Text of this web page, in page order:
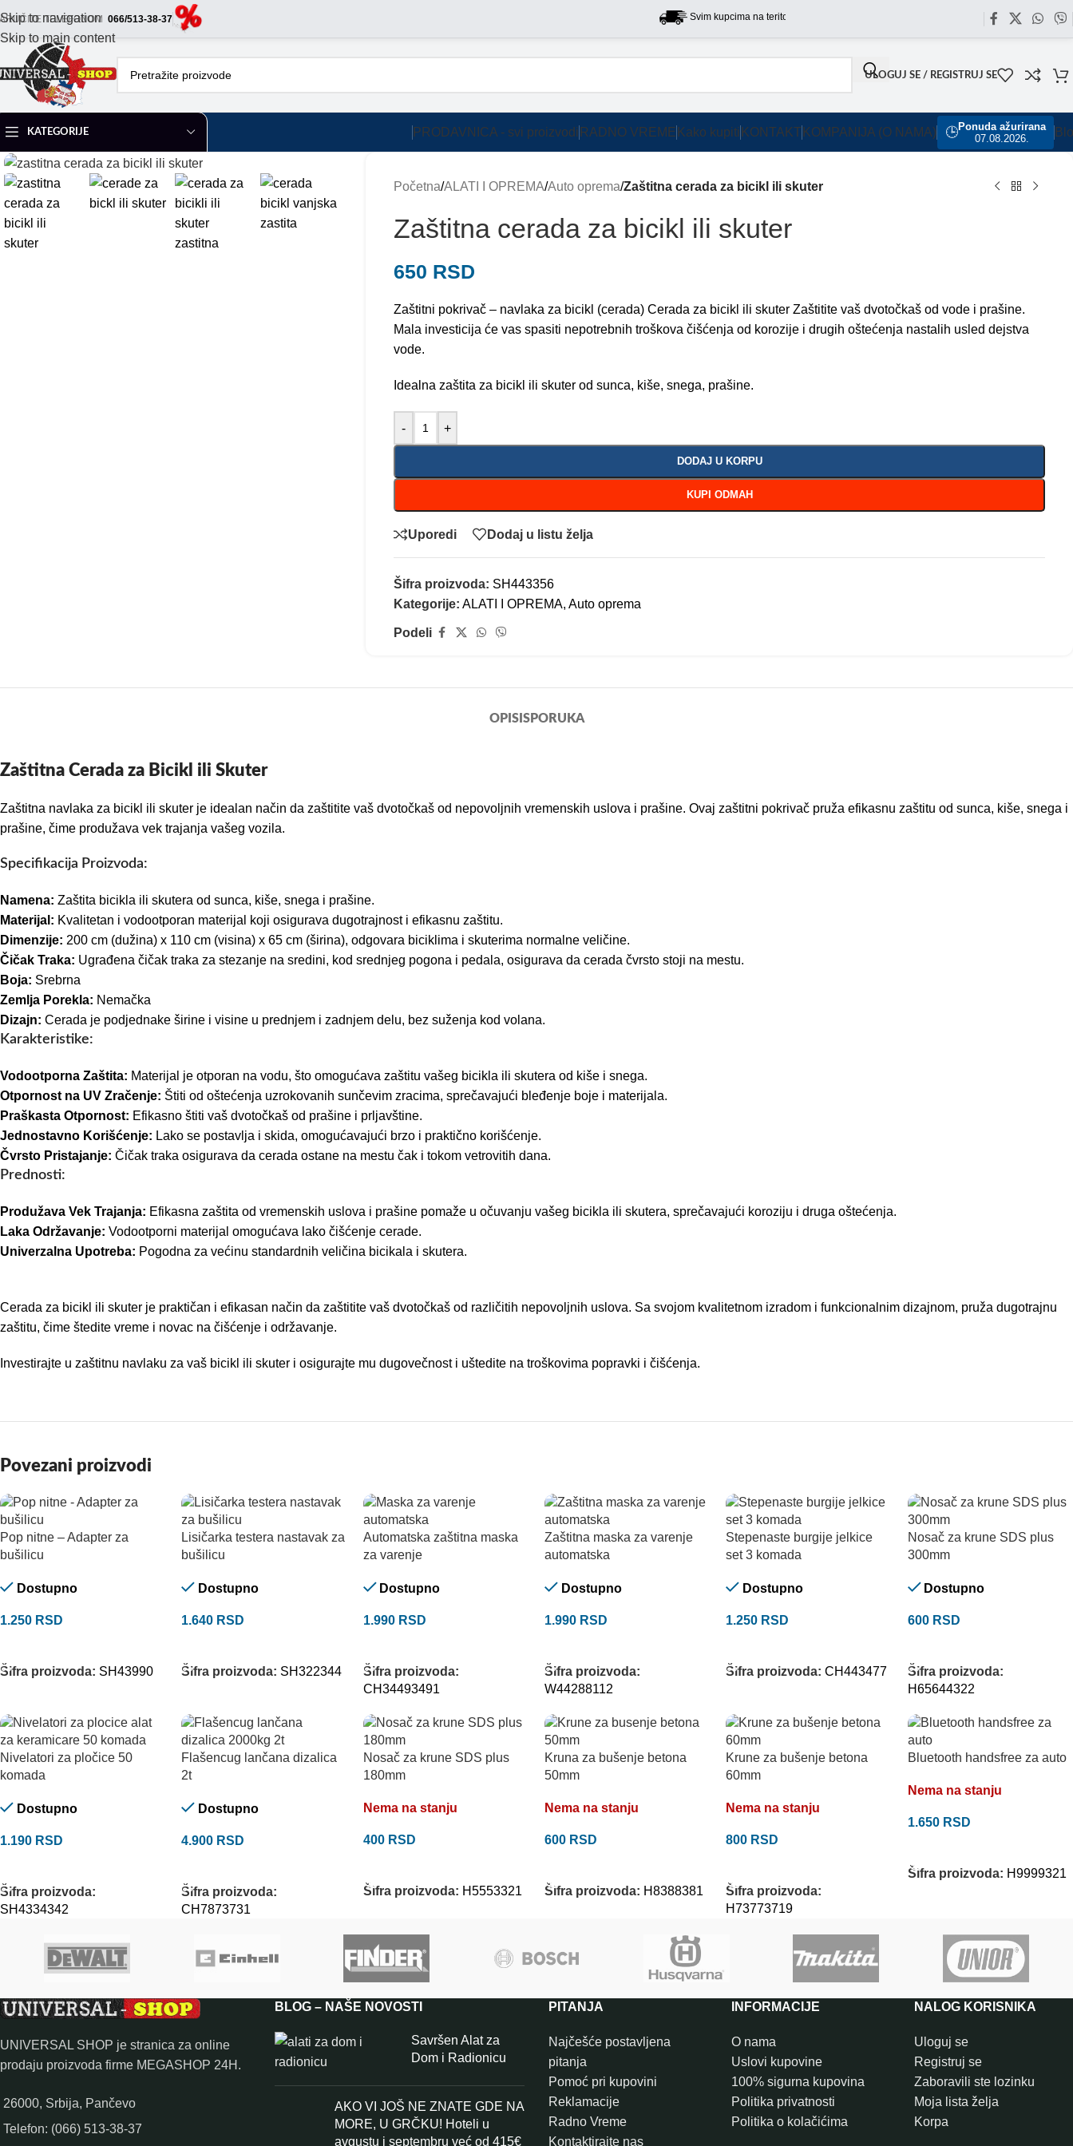
Skip to navigation
Skip to main content
TELEFONOM 066/513-38-37 Svim kupcima na teritoriji Srbije omogućili smo besplatnu dostavu za sve porudžbine sa
ULOGUJ SE / REGISTRUJ SE
KATEGORIJE PRODAVNICA - svi proizvodi RADNO VREME Kako kupiti KONTAKT KOMPANIJA (O NAMA) 🕒Ponuda ažurirana
07.08.2026.
Početna/ALATI I OPREMA/Auto oprema/Zaštitna cerada za bicikl ili skuter
Zaštitna cerada za bicikl ili skuter
650 RSD
Zaštitni pokrivač – navlaka za bicikl (cerada) Cerada za bicikl ili skuter Zaštitite vaš dvotočkaš od vode i prašine.
Mala investicija će vas spasiti nepotrebnih troškova čišćenja od korozije i drugih oštećenja nastalih usled dejstva
vode.
Idealna zaštita za bicikl ili skuter od sunca, kiše, snega, prašine.
- +
DODAJ U KORPU
KUPI ODMAH
Uporedi Dodaj u listu želja
Šifra proizvoda: SH443356
Kategorije: ALATI I OPREMA, Auto oprema
Podeli
OPISISPORUKA
Zaštitna Cerada za Bicikl ili Skuter
Zaštitna navlaka za bicikl ili skuter je idealan način da zaštitite vaš dvotočkaš od nepovoljnih vremenskih uslova i prašine. Ovaj zaštitni pokrivač pruža efikasnu zaštitu od sunca, kiše, snega i
prašine, čime produžava vek trajanja vašeg vozila.
Specifikacija Proizvoda:
Namena: Zaštita bicikla ili skutera od sunca, kiše, snega i prašine.
Materijal: Kvalitetan i vodootporan materijal koji osigurava dugotrajnost i efikasnu zaštitu.
Dimenzije: 200 cm (dužina) x 110 cm (visina) x 65 cm (širina), odgovara biciklima i skuterima normalne veličine.
Čičak Traka: Ugrađena čičak traka za stezanje na sredini, kod srednjeg pogona i pedala, osigurava da cerada čvrsto stoji na mestu.
Boja: Srebrna
Zemlja Porekla: Nemačka
Dizajn: Cerada je podjednake širine i visine u prednjem i zadnjem delu, bez suženja kod volana.
Karakteristike:
Vodootporna Zaštita: Materijal je otporan na vodu, što omogućava zaštitu vašeg bicikla ili skutera od kiše i snega.
Otpornost na UV Zračenje: Štiti od oštećenja uzrokovanih sunčevim zracima, sprečavajući bleđenje boje i materijala.
Praškasta Otpornost: Efikasno štiti vaš dvotočkaš od prašine i prljavštine.
Jednostavno Korišćenje: Lako se postavlja i skida, omogućavajući brzo i praktično korišćenje.
Čvrsto Pristajanje: Čičak traka osigurava da cerada ostane na mestu čak i tokom vetrovitih dana.
Prednosti:
Produžava Vek Trajanja: Efikasna zaštita od vremenskih uslova i prašine pomaže u očuvanju vašeg bicikla ili skutera, sprečavajući koroziju i druga oštećenja.
Laka Održavanje: Vodootporni materijal omogućava lako čišćenje cerade.
Univerzalna Upotreba: Pogodna za većinu standardnih veličina bicikala i skutera.
Cerada za bicikl ili skuter je praktičan i efikasan način da zaštitite vaš dvotočkaš od različitih nepovoljnih uslova. Sa svojom kvalitetnom izradom i funkcionalnim dizajnom, pruža dugotrajnu
zaštitu, čime štedite vreme i novac na čišćenje i održavanje.
Investirajte u zaštitnu navlaku za vaš bicikl ili skuter i osigurajte mu dugovečnost i uštedite na troškovima popravki i čišćenja.
Povezani proizvodi
Pop nitne – Adapter za
bušilicu
Dostupno
1.250 RSD
Šifra proizvoda: SH43990
Lisičarka testera nastavak za
bušilicu
Dostupno
1.640 RSD
Šifra proizvoda: SH322344
Automatska zaštitna maska
za varenje
Dostupno
1.990 RSD
Šifra proizvoda:
CH34493491
Zaštitna maska za varenje
automatska
Dostupno
1.990 RSD
Šifra proizvoda:
W44288112
Stepenaste burgije jelkice
set 3 komada
Dostupno
1.250 RSD
Šifra proizvoda:CH443477
Nosač za krune SDS plus
300mm
Dostupno
600 RSD
Šifra proizvoda:
H65644322
Nivelatori za pločice 50
komada
Dostupno
1.190 RSD
Šifra proizvoda:
SH4334342
Flašencug lančana dizalica
2t
Dostupno
4.900 RSD
Šifra proizvoda:
CH7873731
Nosač za krune SDS plus
180mm
Nema na stanju
400 RSD
Šifra proizvoda: H5553321
Kruna za bušenje betona
50mm
Nema na stanju
600 RSD
Šifra proizvoda: H8388381
Krune za bušenje betona
60mm
Nema na stanju
800 RSD
Šifra proizvoda:
H73773719
Bluetooth handsfree za auto
Nema na stanju
1.650 RSD
Šifra proizvoda: H9999321
UNIVERSAL SHOP je stranica za online
prodaju proizvoda firme MEGASHOP 24H.
26000, Srbija, Pančevo
Telefon: (066) 513-38-37
BLOG – NAŠE NOVOSTI
Savršen Alat za
Dom i Radionicu
AKO VI JOŠ NE ZNATE GDE NA
MORE, U GRČKU! Hoteli u
avgustu i septembru već od 415€
PITANJA
Najčešće postavljena
pitanja
Pomoć pri kupovini
Reklamacije
Radno Vreme
Kontaktirajte nas
INFORMACIJE
O nama
Uslovi kupovine
100% sigurna kupovina
Politika privatnosti
Politika o kolačićima
NALOG KORISNIKA
Uloguj se
Registruj se
Zaboravili ste lozinku
Moja lista želja
Korpa